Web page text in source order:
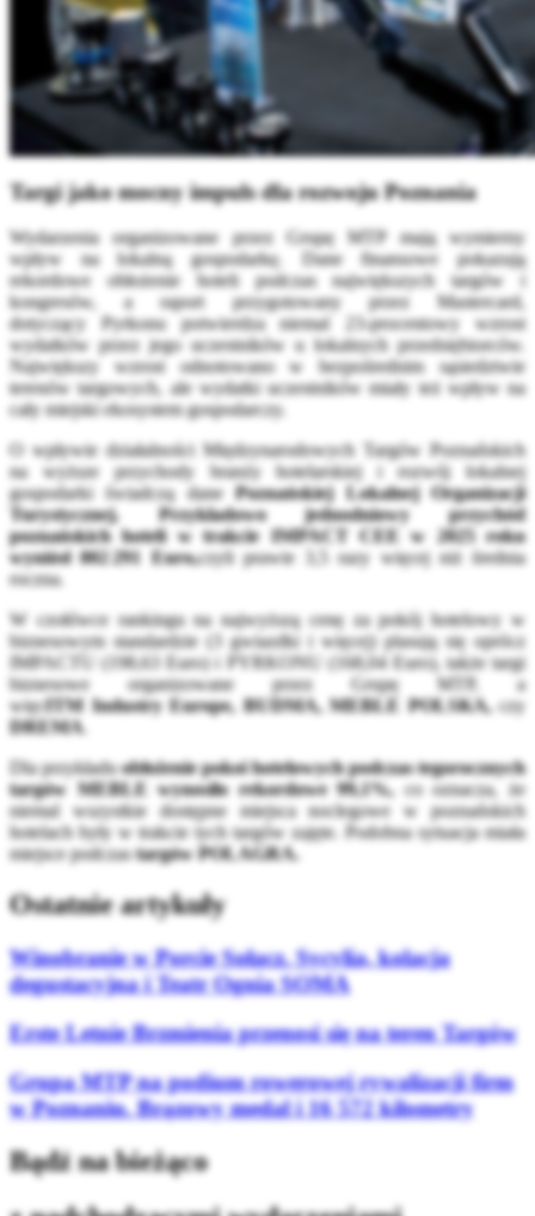
Targi jako mocny impuls dla rozwoju Poznania
Wydarzenia organizowane przez Grupę MTP mają wymierny
wpływ na lokalną gospodarkę. Dane finansowe pokazują
rekordowe obłożenie hoteli podczas największych targów i
kongresów, a raport przygotowany przez Mastercard,
dotyczący Pyrkonu potwierdza niemal 23-procentowy wzrost
wydatków przez jego uczestników u lokalnych przedsiębiorców.
Największy wzrost odnotowano w bezpośrednim sąsiedztwie
terenów targowych, ale wydatki uczestników miały też wpływ na
cały miejski ekosystem gospodarczy.
O wpływie działalności Międzynarodowych Targów Poznańskich
na wyższe przychody branży hotelarskiej i rozwój lokalnej
gospodarki świadczą danePoznańskiej Lokalnej Organizacji
Turystycznej.
Przykładowo jednodniowy przychód
poznańskich hoteli w trakcie IMPACT CEE w 2025 roku
wyniósł 802 291 Euro,czyli prawie 3,5 razy więcej niż średnia
roczna.
W czołówce rankingu na najwyższą cenę za pokój hotelowy w
biznesowym standardzie (3 gwiazdki i więcej) plasują się oprócz
IMPACTU (198,63 Euro) i PYRKONU (168,04 Euro), także targi
biznesowe organizowane przez Grupę MTP, a
więcITM Industry Europe, BUDMA, MEBLE POLSKA,czy
DREMA.
Dla przykładuobłożenie pokoi hotelowych podczas tegorocznych
targów MEBLE wynosiło rekordowe 99,1%,co oznacza, że
niemal wszystkie dostępne miejsca noclegowe w poznańskich
hotelach były w trakcie tych targów zajęte. Podobna sytuacja miała
miejsce podczastargów POLAGRA.
Ostatnie artykuły
Winobranie w Porcie Sołacz. Sycylia, kolacja
degustacyjna i Teatr Ognia SOMA
Erste Letnie Brzmienia przenosi się na teren Targów
Grupa MTP na podium rowerowej rywalizacji firm
w Poznaniu. Brązowy medal i 16 572 kilometry
Bądź na bieżąco